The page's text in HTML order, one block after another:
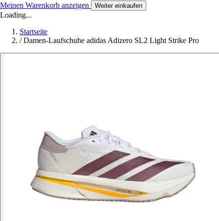
Meinen Warenkorb anzeigen Weiter einkaufen
Loading...
Startseite
/ Damen-Laufschuhe adidas Adizero SL2 Light Strike Pro